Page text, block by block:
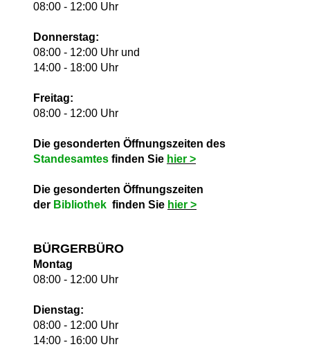
08:00 - 12:00 Uhr
Donnerstag:
08:00 - 12:00 Uhr und
14:00 - 18:00 Uhr
Freitag:
08:00 - 12:00 Uhr
Die gesonderten Öffnungszeiten des
Standesamtes finden Sie hier >
Die gesonderten Öffnungszeiten
der Bibliothek finden Sie hier >
BÜRGERBÜRO
Montag
08:00 - 12:00 Uhr
Dienstag:
08:00 - 12:00 Uhr
14:00 - 16:00 Uhr